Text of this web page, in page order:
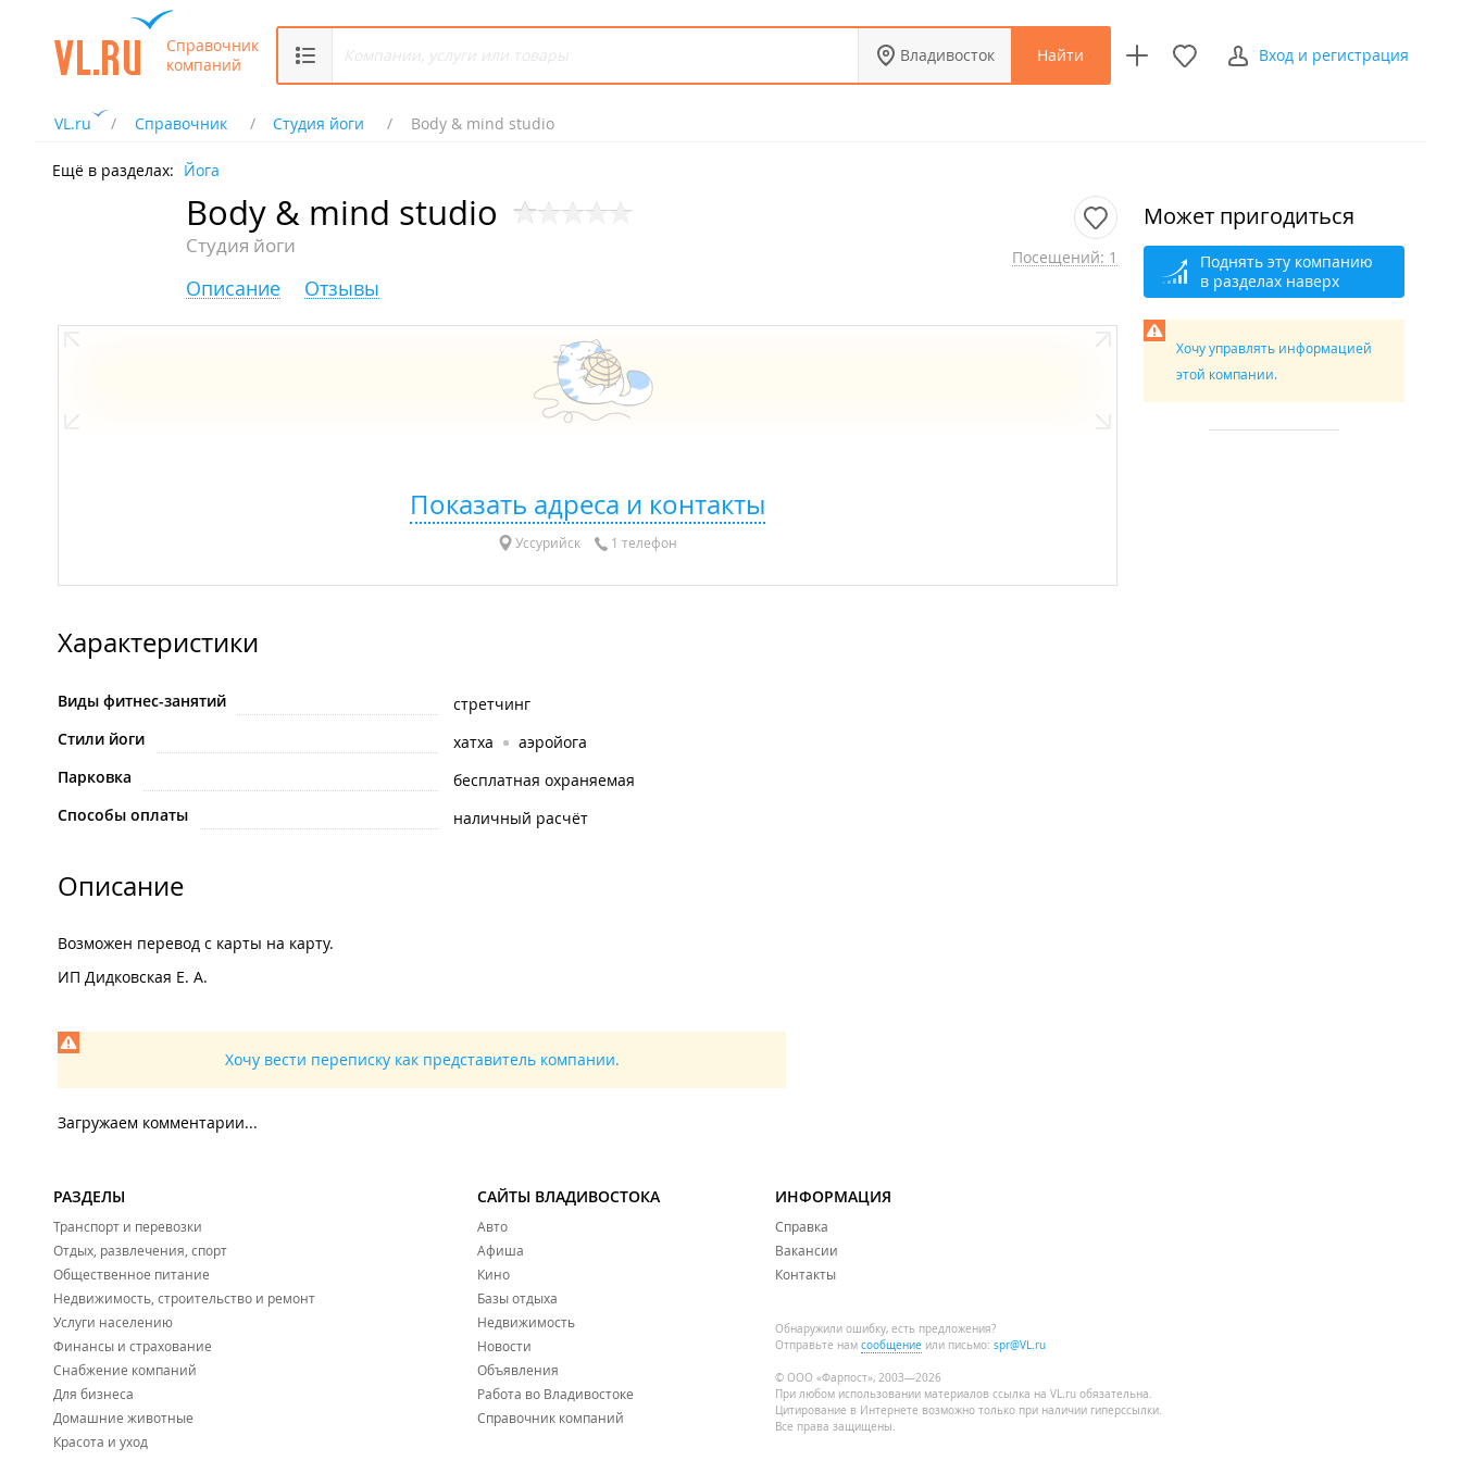
Справочник
компаний
Владивосток Найти Вход и регистрация
VL.ru Справочник Студия йоги Body & mind studio
Ещё в разделах: Йога
Body & mind studio
Студия йоги Посещений: 1
Описание Отзывы
Показать адреса и контакты
Уссурийск 1 телефон
Характеристики
Виды фитнес-занятий
стретчинг
Стили йоги
хатха
аэройога
Парковка
бесплатная охраняемая
Способы оплаты
наличный расчёт
Описание
Возможен перевод с карты на карту.
ИП Дидковская Е. А.
Хочу вести переписку как представитель компании.
Загружаем комментарии...
Может пригодиться
Поднять эту компанию
в разделах наверх
Хочу управлять информацией
этой компании.
РАЗДЕЛЫ
Транспорт и перевозки
Отдых, развлечения, спорт
Общественное питание
Недвижимость, строительство и ремонт
Услуги населению
Финансы и страхование
Снабжение компаний
Для бизнеса
Домашние животные
Красота и уход
САЙТЫ ВЛАДИВОСТОКА
Авто
Афиша
Кино
Базы отдыха
Недвижимость
Новости
Объявления
Работа во Владивостоке
Справочник компаний
ИНФОРМАЦИЯ
Справка
Вакансии
Контакты
Обнаружили ошибку, есть предложения?
Отправьте нам сообщение или письмо: spr@VL.ru
© ООО «Фарпост», 2003—2026
При любом использовании материалов ссылка на VL.ru обязательна.
Цитирование в Интернете возможно только при наличии гиперссылки.
Все права защищены.